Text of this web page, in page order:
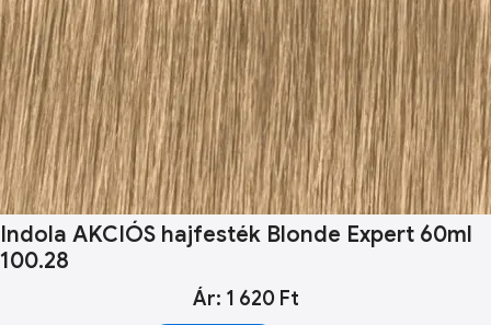
Indola AKCIÓS hajfesték Blonde Expert 60ml
100.28
Ár: 1 620 Ft